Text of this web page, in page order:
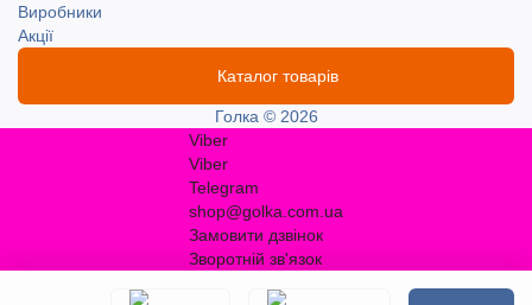
Виробники
Акції
Каталог товарів
Голка © 2026
Viber
Viber
Telegram
shop@golka.com.ua
Замовити дзвінок
Зворотній зв'язок